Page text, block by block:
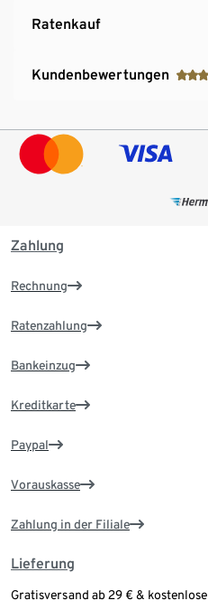
Ratenkauf
Kundenbewertungen
Zahlung
Rechnung
Ratenzahlung
Bankeinzug
Kreditkarte
Paypal
Vorauskasse
Zahlung in der Filiale
Lieferung
Gratisversand ab 29 € &